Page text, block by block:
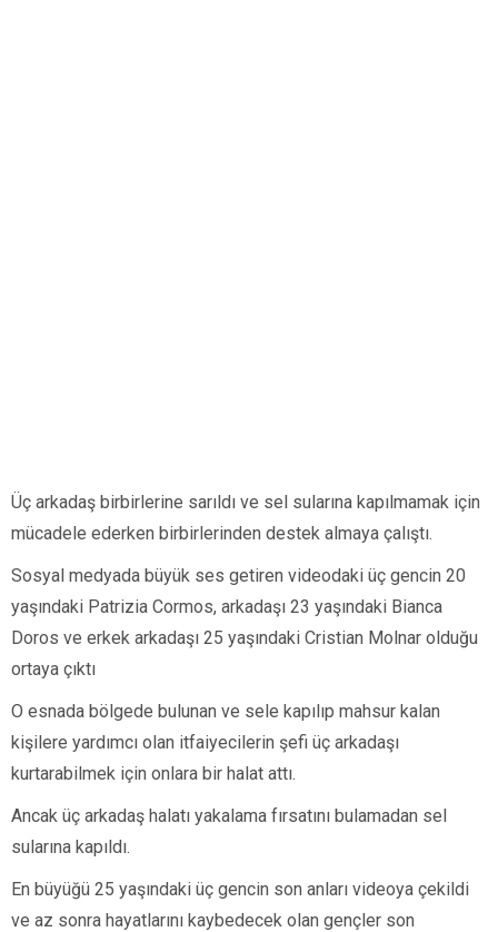
Üç arkadaş birbirlerine sarıldı ve sel sularına kapılmamak için
mücadele ederken birbirlerinden destek almaya çalıştı.
Sosyal medyada büyük ses getiren videodaki üç gencin 20
yaşındaki Patrizia Cormos, arkadaşı 23 yaşındaki Bianca
Doros ve erkek arkadaşı 25 yaşındaki Cristian Molnar olduğu
ortaya çıktı
O esnada bölgede bulunan ve sele kapılıp mahsur kalan
kişilere yardımcı olan itfaiyecilerin şefi üç arkadaşı
kurtarabilmek için onlara bir halat attı.
Ancak üç arkadaş halatı yakalama fırsatını bulamadan sel
sularına kapıldı.
En büyüğü 25 yaşındaki üç gencin son anları videoya çekildi
ve az sonra hayatlarını kaybedecek olan gençler son